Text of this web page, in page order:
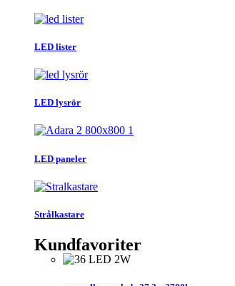
LED lister
LED lysrör
LED paneler
Strålkastare
Kundfavoriter